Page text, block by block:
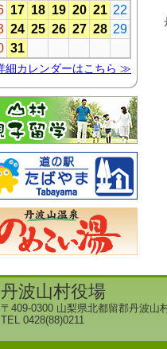
丹波山村役場
〒409-0300 山梨県北都留郡丹波山
TEL 0428(88)0211